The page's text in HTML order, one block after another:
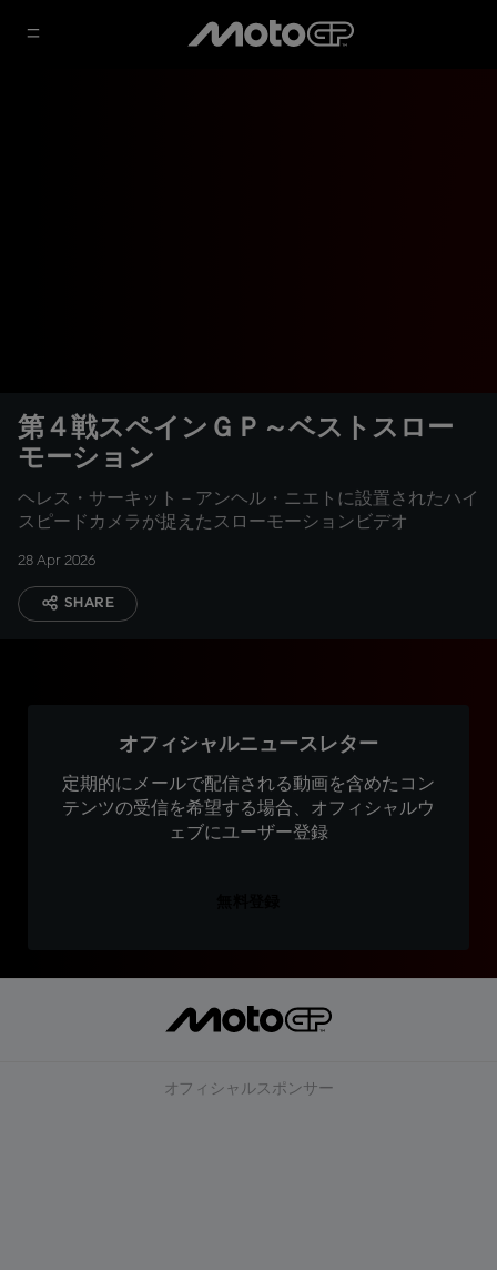
第４戦スペインＧＰ～ベストスロー
モーション
ヘレス・サーキット－アンヘル・ニエトに設置されたハイ
スピードカメラが捉えたスローモーションビデオ
28 Apr 2026
SHARE
オフィシャルニュースレター
定期的にメールで配信される動画を含めたコン
テンツの受信を希望する場合、オフィシャルウ
ェブにユーザー登録
オフィシャルスポンサー